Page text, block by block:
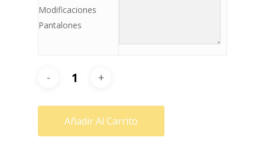
Modificaciones
Pantalones
Añadir Al Carrito